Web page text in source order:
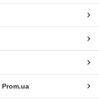
Prom.ua